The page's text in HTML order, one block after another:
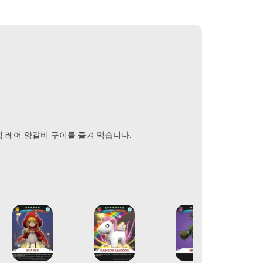
레어 양갈비 구이를 즐겨 먹습니다.